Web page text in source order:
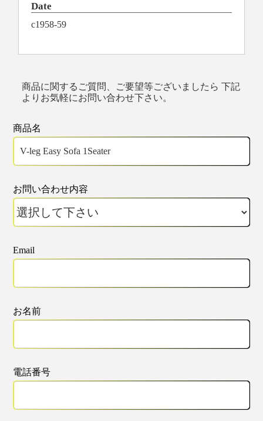
Date
c1958-59
商品に関するご質問、ご要望等ございましたら 下記
よりお気軽にお問い合わせ下さい。
商品名
お問い合わせ内容
Email
お名前
電話番号